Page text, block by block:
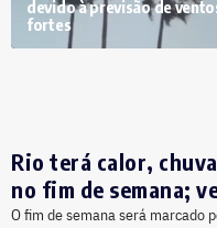
devido à previsão de
fortes
Rio terá calor,
no fim de semana;
O fim de semana será marcado